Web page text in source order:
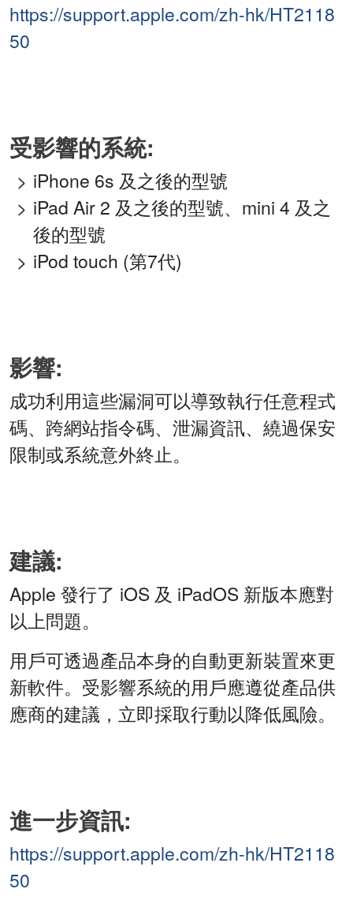
https://support.apple.com/zh-hk/HT2118
50
受影響的系統:
iPhone 6s 及之後的型號
iPad Air 2 及之後的型號、mini 4 及之
後的型號
iPod touch (第7代)
影響:
成功利用這些漏洞可以導致執行任意程式
碼、跨網站指令碼、泄漏資訊、繞過保安
限制或系統意外終止。
建議:
Apple 發行了 iOS 及 iPadOS 新版本應對
以上問題。
用戶可透過產品本身的自動更新裝置來更
新軟件。受影響系統的用戶應遵從產品供
應商的建議，立即採取行動以降低風險。
進一步資訊:
https://support.apple.com/zh-hk/HT2118
50